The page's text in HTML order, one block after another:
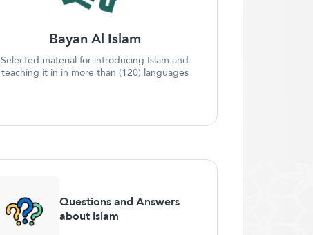
Bayan Al Islam
Selected material for introducing Islam and
teaching it in in more than (120) languages
Questions and Answers
about Islam